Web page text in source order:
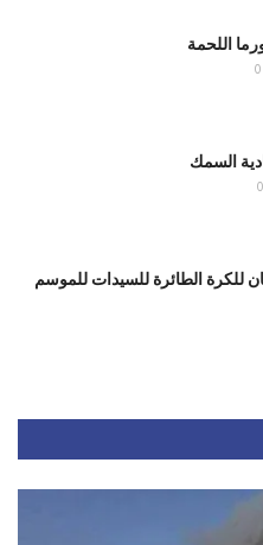
اللحمة
0
السمك
0
للكرة الطائرة للسيدات للموسم